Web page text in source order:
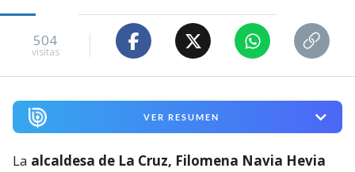
504
visitas
VER RESUMEN
La alcaldesa de La Cruz, Filomena Navia Hevia